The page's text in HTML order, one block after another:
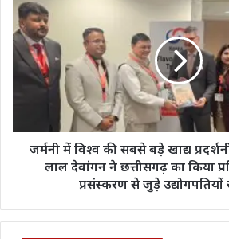
का
किया
गया
आयोजन
विश्व
की
सबसे
में
उद्योग
देवांगन
जर्मनी में विश्व की सबसे बड़े खाद्य
लाल देवांगन ने छत्तीसगढ़ का किया
प्रसंस्करण से जुड़े